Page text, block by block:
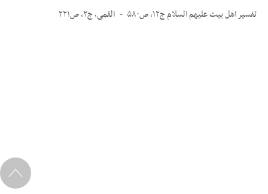
تفسیر اهل بیت علیهم السلام ج۱۲، ص۵۸۰ القمی، ج۲، ص۲۲۱